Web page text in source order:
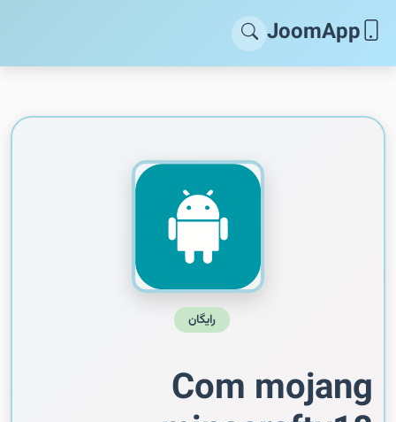
JoomApp
رایگان
Com mojang